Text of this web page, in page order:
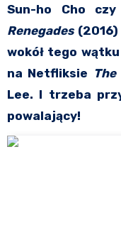
Sun-ho Cho
Renegades
wokół tego
na Netfliksie The
Lee. I trzeba
powalający!